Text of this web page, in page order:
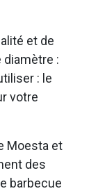
et de
diamètre :
: le
votre
Moesta et
des
barbecue